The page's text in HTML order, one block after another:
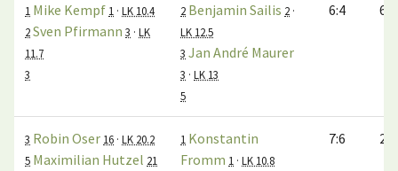
1 Mike Kempf 1 · LK 10.4
2Sven Pfirmann 3 · LK
11.7
3
2 Benjamin Sailis 2 ·
LK 12.5
3 Jan André Maurer
3 · LK 13
5
6:4 6:2
3 Robin Oser 16 · LK 20.2
5 Maximilian Hutzel 21
1 Konstantin
Fromm 1 · LK 10.8
7:6 2:6